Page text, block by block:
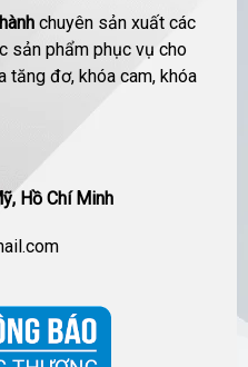
chuyên sản xuất các
sản phẩm phục vụ cho
tăng đơ, khóa cam, khóa
Hồ Chí Minh